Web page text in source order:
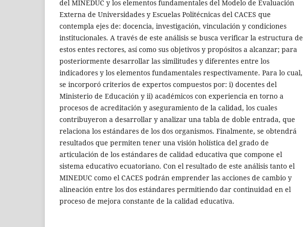
del MINEDUC y los elementos fundamentales del Modelo de Evaluación
Externa de Universidades y Escuelas Politécnicas del CACES que
contempla ejes de: docencia, investigación, vinculación y condiciones
institucionales. A través de este análisis se busca verificar la estructura de
estos entes rectores, así como sus objetivos y propósitos a alcanzar; para
posteriormente desarrollar las similitudes y diferentes entre los
indicadores y los elementos fundamentales respectivamente. Para lo cual,
se incorporó criterios de expertos compuestos por: i) docentes del
Ministerio de Educación y ii) académicos con experiencia en torno a
procesos de acreditación y aseguramiento de la calidad, los cuales
contribuyeron a desarrollar y analizar una tabla de doble entrada, que
relaciona los estándares de los dos organismos. Finalmente, se obtendrá
resultados que permiten tener una visión holística del grado de
articulación de los estándares de calidad educativa que compone el
sistema educativo ecuatoriano. Con el resultado de este análisis tanto el
MINEDUC como el CACES podrán emprender las acciones de cambio y
alineación entre los dos estándares permitiendo dar continuidad en el
proceso de mejora constante de la calidad educativa.